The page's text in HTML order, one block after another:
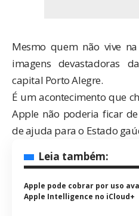
Mesmo quem não vive
imagens devastadoras
capital Porto Alegre.
É um acontecimento que
Apple não poderia ficar
de ajuda para o Estado
Leia também:
Apple pode cobrar por uso
Apple Intelligence no iCloud+